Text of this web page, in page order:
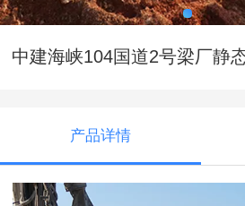
中建海峡104国道2号梁厂静
产品详情